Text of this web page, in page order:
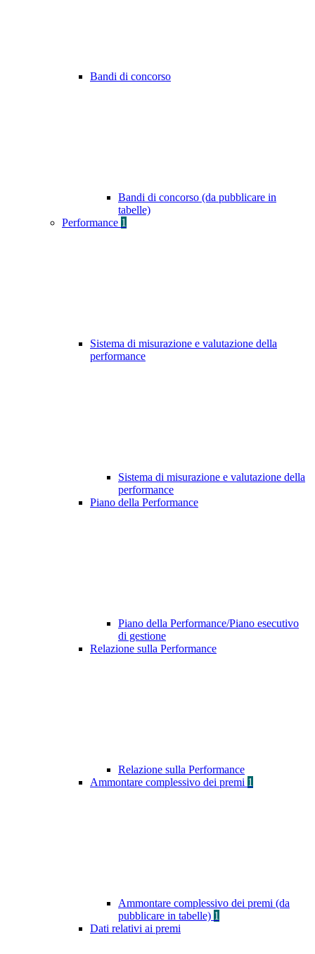
Bandi di concorso
Bandi di concorso (da pubblicare in
tabelle)
Performance 1
Sistema di misurazione e valutazione della
performance
Sistema di misurazione e valutazione della
performance
Piano della Performance
Piano della Performance/Piano esecutivo
di gestione
Relazione sulla Performance
Relazione sulla Performance
Ammontare complessivo dei premi 1
Ammontare complessivo dei premi (da
pubblicare in tabelle) 1
Dati relativi ai premi